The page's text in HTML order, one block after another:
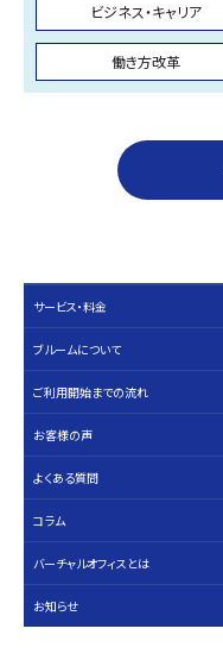
ビジネス・キャリア
働き方改革
サービス・料⾦
ブルームについて
ご利用開始までの流れ
お客様の声
よくある質問
コラム
バーチャルオフィスとは
お知らせ